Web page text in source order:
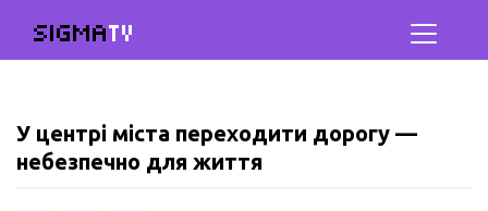
SIGMATV
У центрі міста переходити дорогу —
небезпечно для життя